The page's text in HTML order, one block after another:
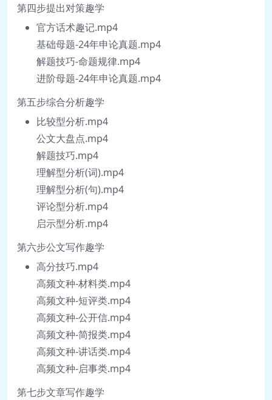
土。申论的台阶很高，需要我们循序渐进、
步步为营，逐步攀升。在《2025 申论技巧
提分课》中，我们为大家设计了七步走学习
法，将申论的学习拆解成了七个步骤，每个
步骤为大家明确学习要求，设计学习路径，
同时设计课堂训练。在轻松有趣的申论技巧
讲解的同时，带领大家共同完成题目的练
习，保证理论方法的快速学习和吸收。
独学而无友，则孤陋而寡闻。一个人可以走
得很快，但一群人可以走得很远。学习是自
己的事情，但是良师益友则可以大大激发大
家的学习热情！在我们每一个班级群里，我
们都组建了学习气氛组 —— 一条条 “鲶鱼”
同学。就是希望大家在赶学比帮超的氛围
中，爱上学习，快乐学习，不断进步。也希
望大家勇当鲶鱼，以自己的拼搏努力搅动学
习的水花，润滑上岸的梦想。
说实话，学习不易，创业亦不易。公考相丽
君团队 2023 年 9 月创业以来，一路风雨，
一路坎坷。经历过无数的意想不到的困难、
第四步提出对策趣学
官方话术趣记.mp4
基础母题-24年申论真题.mp4
解题技巧-命题规律.mp4
进阶母题-24年申论真题.mp4
第五步综合分析趣学
比较型分析.mp4
公文大盘点.mp4
解题技巧.mp4
理解型分析(词).mp4
理解型分析(句).mp4
评论型分析.mp4
启示型分析.mp4
第六步公文写作趣学
高分技巧.mp4
高频文种-材料类.mp4
高频文种-短评类.mp4
高频文种-公开信.mp4
高频文种-简报类.mp4
高频文种-讲话类.mp4
高频文种-启事类.mp4
第七步文章写作趣学